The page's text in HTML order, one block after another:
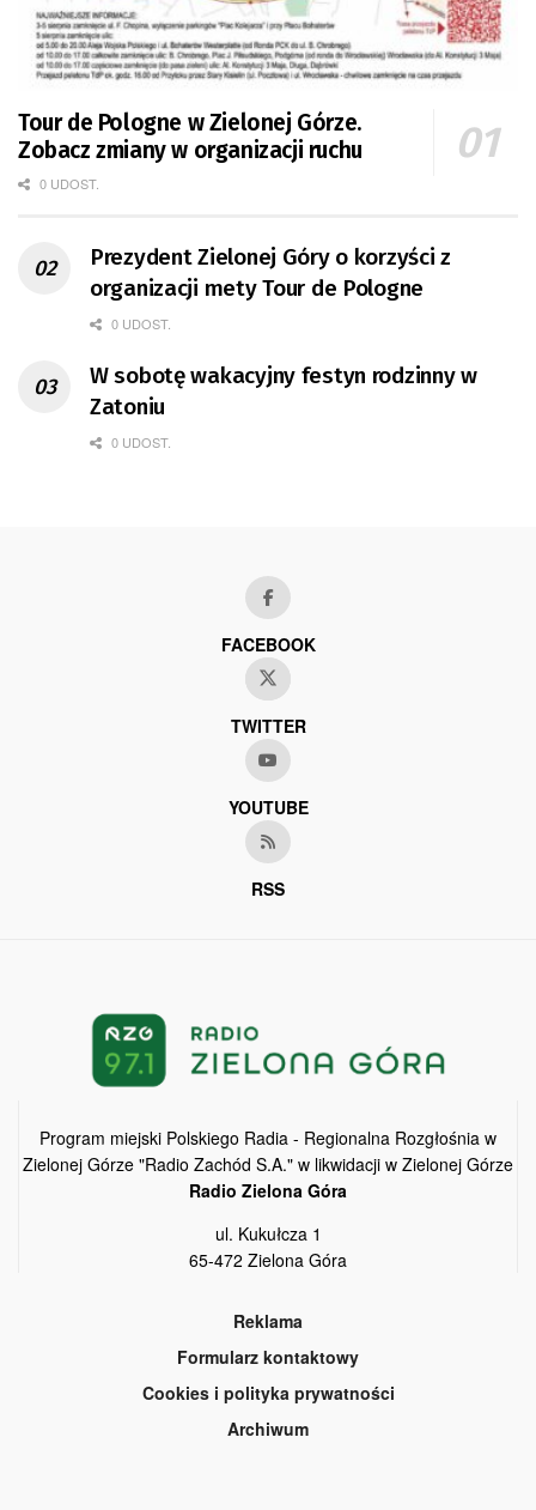
Tour de Pologne w Zielonej Górze.
Zobacz zmiany w organizacji ruchu
0 UDOST.
Prezydent Zielonej Góry o korzyści z
organizacji mety Tour de Pologne
0 UDOST.
W sobotę wakacyjny festyn rodzinny w
Zatoniu
0 UDOST.
FACEBOOK
TWITTER
YOUTUBE
RSS
Program miejski Polskiego Radia - Regionalna Rozgłośnia w
Zielonej Górze "Radio Zachód S.A." w likwidacji w Zielonej Górze
Radio Zielona Góra
ul. Kukułcza 1
65-472 Zielona Góra
Reklama
Formularz kontaktowy
Cookies i polityka prywatności
Archiwum